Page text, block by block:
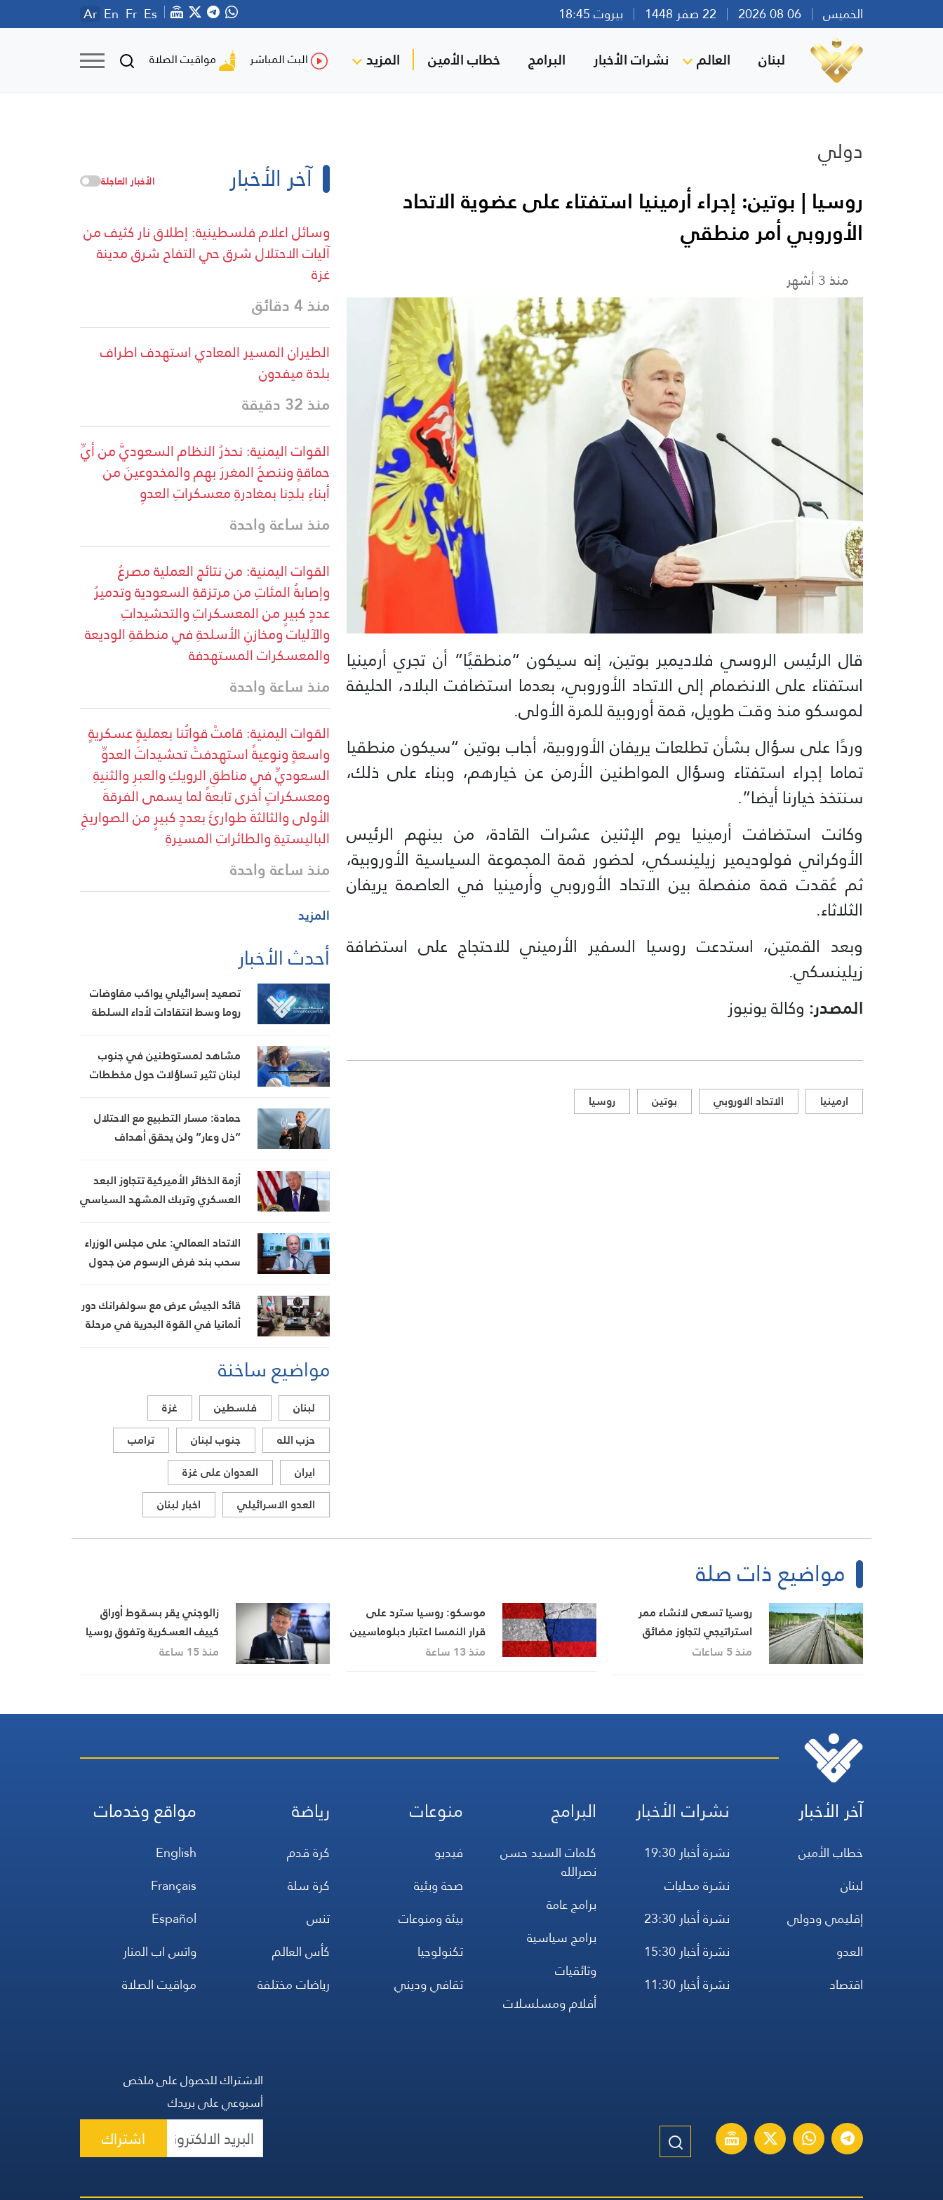
الخميس بيروت 18:45 Ar En Fr Es
لبنان العالم نشرات الأخبار البرامج خطاب الأمين المزيد البث المباشر مواقيت الصلاة
دولي
روسيا | بوتين: إجراء أرمينيا استفتاء على عضوية الاتحاد
الأوروبي أمر منطقي
منذ 3 أشهر
قال الرئيس الروسي فلاديمير بوتين، إنه سيكون “منطقيًا” أن تجري أرمينيا
استفتاء على الانضمام إلى الاتحاد الأوروبي، بعدما استضافت البلاد، الحليفة
لموسكو منذ وقت طويل، قمة أوروبية للمرة الأولى.
وردًا على سؤال بشأن تطلعات يريفان الأوروبية، أجاب بوتين “سيكون منطقيا
تماما إجراء استفتاء وسؤال المواطنين الأرمن عن خيارهم، وبناء على ذلك،
سنتخذ خيارنا أيضا”.
وكانت استضافت أرمينيا يوم الإثنين عشرات القادة، من بينهم الرئيس
الأوكراني فولوديمير زيلينسكي، لحضور قمة المجموعة السياسية الأوروبية،
ثم عُقدت قمة منفصلة بين الاتحاد الأوروبي وأرمينيا في العاصمة يريفان
الثلاثاء.
وبعد القمتين، استدعت روسيا السفير الأرميني للاحتجاج على استضافة
زيلينسكي.
المصدر: وكالة يونيوز
ارمينيا الاتحاد الاوروبي بوتين روسيا
آخر الأخبار الأخبار العاجلة
وسائل اعلام فلسطينية: إطلاق نار كثيف من
آليات الاحتلال شرق حي التفاح شرق مدينة
غزة
منذ 4 دقائق
الطيران المسير المعادي استهدف اطراف
بلدة ميفدون
منذ 32 دقيقة
القوات اليمنية: نحذرُ النظام السعوديَّ من أيِّ
حماقةٍ وننصحُ المغررَ بهم والمخدوعينَ من
أبناءِ بلدِنا بمغادرةِ معسكراتِ العدوِ
منذ ساعة واحدة
القوات اليمنية: من نتائج العملية مصرعُ
وإصابةُ المئاتِ من مرتزقةِ السعودية وتدميرُ
عددٍ كبيرٍ من المعسكراتِ والتحشيداتِ
والآليات ومخازنِ الأسلحةِ في منطقةِ الوديعة
والمعسكرات المستهدفة
منذ ساعة واحدة
القوات اليمنية: قامتْ قواتُنا بعمليةٍ عسكريةٍ
واسعةٍ ونوعيةً استهدفتْ تحشيداتَ العدوِّ
السعوديِّ في مناطقِ الرويكِ والعبرِ والثنيةِ
ومعسكراتٍ أخرى تابعةً لما يسمى الفرقةَ
الأولى والثالثةَ طوارئَ بعددٍ كبيرٍ من الصواريخِ
الباليستيةِ والطائراتِ المسيرةِ
منذ ساعة واحدة
المزيد
أحدث الأخبار
تصعيد إسرائيلي يواكب مفاوضات
روما وسط انتقادات لأداء السلطة
مشاهد لمستوطنين في جنوب
لبنان تثير تساؤلات حول مخططات
حمادة: مسار التطبيع مع الاحتلال
“ذل وعار” ولن يحقق أهداف
أزمة الذخائر الأميركية تتجاوز البعد
العسكري وتربك المشهد السياسي
الاتحاد العمالي: على مجلس الوزراء
سحب بند فرض الرسوم من جدول
قائد الجيش عرض مع سولفرانك دور
ألمانيا في القوة البحرية في مرحلة
مواضيع ساخنة
لبنان فلسطين
غزة
حزب الله
جنوب لبنان
ترامب
ايران
العدوان على غزة
العدو الاسرائيلي
اخبار لبنان
مواضيع ذات صلة
روسيا تسعى لانشاء ممر
استراتيجي لتجاوز مضائق
البوسفور وهرمز
منذ 5 ساعات
موسكو: روسيا سترد على
قرار النمسا اعتبار دبلوماسيين
روس أشخاصا غير مرغوب فيهم
منذ 13 ساعة
زالوجني يقر بسقوط أوراق
كييف العسكرية وتفوق روسيا
الميداني
منذ 15 ساعة
آخر الأخبار
خطاب الأمين
لبنان
إقليمي ودولي
العدو
اقتصاد
نشرات الأخبار
نشرة أخبار 19:30
نشرة محليات
نشرة أخبار 23:30
نشرة أخبار 15:30
نشرة أخبار 11:30
البرامج
كلمات السيد حسن
نصرالله
برامج عامة
برامج سياسية
وثائقيات
أفلام ومسلسلات
منوعات
فيديو
صحة وبئية
بيئة ومنوعات
تكنولوجيا
ثقافي وديني
رياضة
كرة قدم
كرة سلة
تنس
كأس العالم
رياضات مختلفة
مواقع وخدمات
English
Français
Español
واتس اب المنار
مواقيت الصلاة
الاشتراك للحصول على ملخص
أسبوعي على بريدك
اشتراك